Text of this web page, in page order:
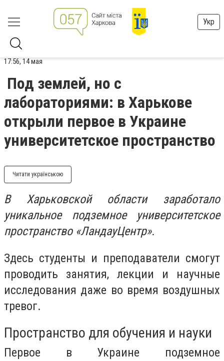
Укр
17:56, 14 мая
Под землей, но с
лабораториями: в Харькове
открыли первое в Украине
университетское пространство
Читати українською
В Харьковской области заработало
уникальное подземное университетское
пространство «ЛандауЦентр».
Здесь студенты и преподаватели смогут
проводить занятия, лекции и научные
исследования даже во время воздушных
тревог.
Пространство для обучения и науки
Первое в Украине подземное